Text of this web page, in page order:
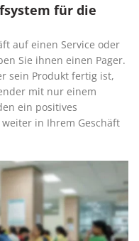
für die
auf einen Service oder
Sie ihnen einen Pager.
sein Produkt fertig ist,
mit nur einem
ein positives
in Ihrem Geschäft